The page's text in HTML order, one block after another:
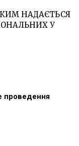
НАДАЄТЬСЯ
У
проведення